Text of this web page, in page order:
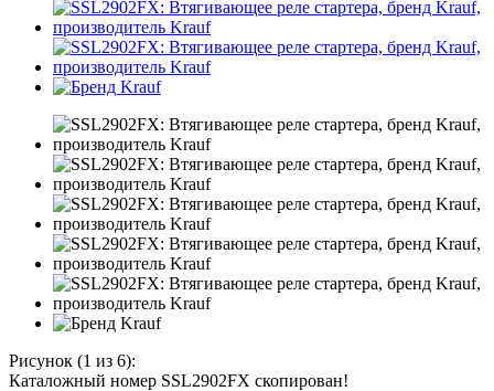
Рисунок (1 из 6):
Каталожный номер SSL2902FX скопирован!